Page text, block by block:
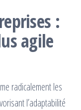
:
agile
radicalement les
l’adaptabilité